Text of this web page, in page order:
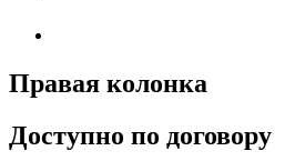
Правая колонка
Доступно по договору